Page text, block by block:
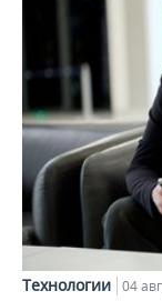
Технологии 04